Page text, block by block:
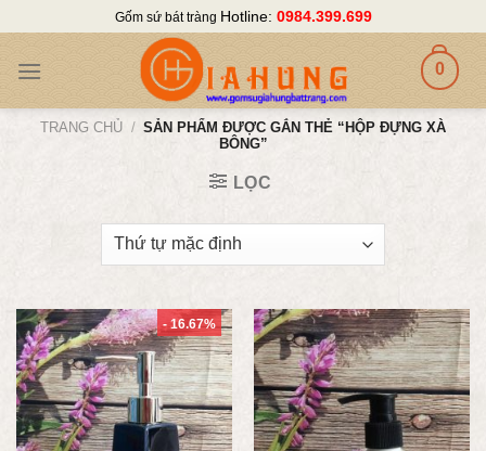
content
Gốm sứ bát tràng Hotline: 0984.399.699
0
TRANG CHỦ / SẢN PHẨM ĐƯỢC GẮN THẺ “HỘP ĐỰNG XÀ
BÔNG”
LỌC
- 16.67%